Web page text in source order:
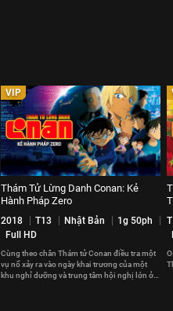
VIP
Thám Tử Lừng Danh Conan: Kẻ
Hành Pháp Zero
2018 T13 Nhật Bản
1g 50ph
Full HD
Cùng theo chân Thám tử Conan điều tra một
vụ nổ xảy ra vào ngày khai trương của một
khu nghỉ dưỡng và trung tâm hội nghị lớn ở